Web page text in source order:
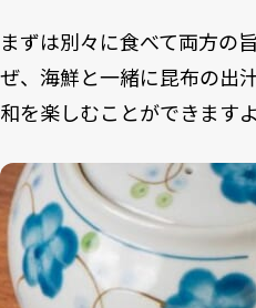
まずは別々に食べて両方の
ぜ、海鮮と一緒に昆布の出
和を楽しむことができますよ